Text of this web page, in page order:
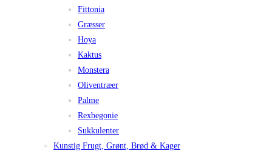
Fittonia
Græsser
Hoya
Kaktus
Monstera
Oliventræer
Palme
Rexbegonie
Sukkulenter
Kunstig Frugt, Grønt, Brød & Kager